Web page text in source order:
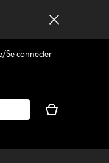
Se connecter
Votre
vide